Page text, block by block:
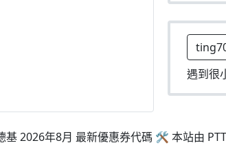
遇到很
基 2026年8月 最新優惠券代碼 🛠 本站由